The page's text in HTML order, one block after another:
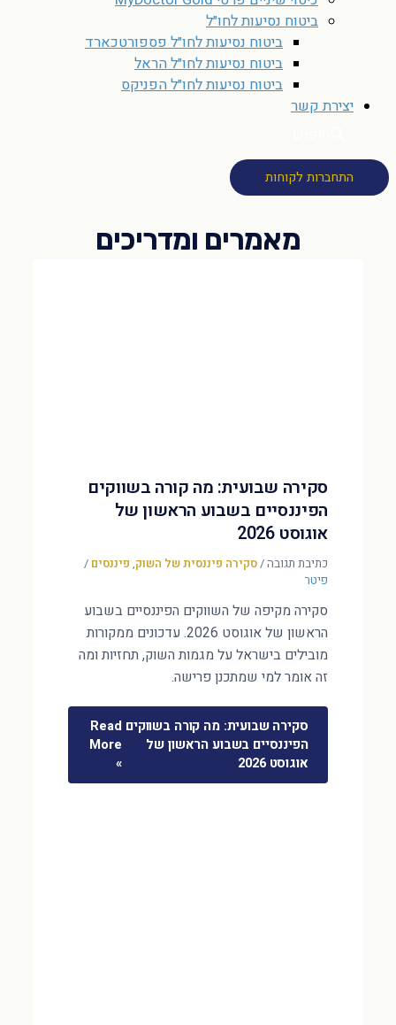
ביטוח נסיעות לחו״ל
ביטוח נסיעות לחו״ל פספורטכארד
ביטוח נסיעות לחו״ל הראל
ביטוח נסיעות לחו״ל הפניקס
יצירת קשר
התחברות לקוחות
סקירה שבועית: מה קורה בשווקים
הפיננסיים בשבוע הראשון של
אוגוסט 2026
כתיבת תגובה/סקירה פיננסית של השוק, פיננסים /
פיטר
סקירה מקיפה של השווקים הפיננסיים בשבוע
הראשון של אוגוסט 2026. עדכונים ממקורות
מובילים בישראל על מגמות השוק, תחזיות ומה
זה אומר למי שמתכנן פרישה.
סקירה שבועית: מה קורה בשווקים
הפיננסיים בשבוע הראשון של
אוגוסט 2026
Read
More
»